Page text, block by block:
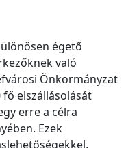
égető
való
Önkormányzat
elszállásolását
erre a célra
Ezek